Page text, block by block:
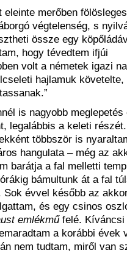
merőben
végtelenség, s
össze egy
hogy tévedtem ifjúi
volt a németek igazi
hajlamuk
is nagyobb
legalábbis a keleti részét.
többször is
hangulata – még az
barátja a fal melletti
bámultunk át a fal
évvel később az
és egy csinos
emlékműfelé. Kíváncsi
a korábbi évek
nem tudtam, miről van